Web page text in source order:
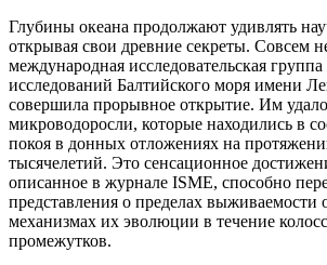
Глубины океана продолжают удивлять
открывая свои древние секреты. Совсем
международная исследовательская
исследований Балтийского моря имени
совершила прорывное открытие. Им
микроводоросли, которые находились в
покоя в донных отложениях на
тысячелетий. Это сенсационное
описанное в журнале ISME, способно
представления о пределах выживаемости
механизмах их эволюции в течение
промежутков.